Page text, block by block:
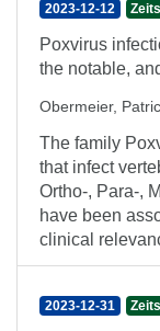
2023-12-12
Poxvirus
the notable,
Obermeier,
The family
that infect
Ortho-, Para-,
have been
clinical
2023-12-31